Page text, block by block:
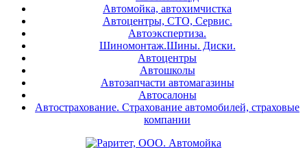
Автомойка, автохимчистка
Автоцентры, СТО, Сервис.
Автоэкспертиза.
Шиномонтаж.Шины. Диски.
Автоцентры
Автошколы
Автозапчасти автомагазины
Автосалоны
Автострахование. Страхование автомобилей, страховые
компании